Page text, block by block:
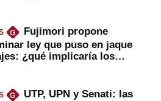
G
Fujimori propone
ley que puso en jaque
¿qué implicaría los
G
UTP, UPN y Senati: las